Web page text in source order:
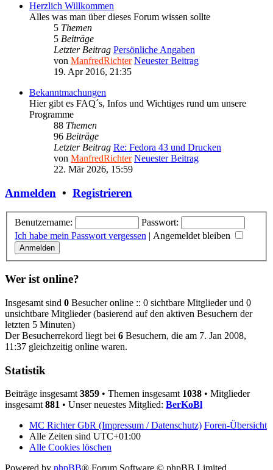
Herzlich Willkommen
Alles was man über dieses Forum wissen sollte
5 Themen
5 Beiträge
Letzter Beitrag Persönliche Angaben
von ManfredRichter Neuester Beitrag
19. Apr 2016, 21:35
Bekanntmachungen
Hier gibt es FAQ´s, Infos und Wichtiges rund um unsere
Programme
88 Themen
96 Beiträge
Letzter Beitrag Re: Fedora 43 und Drucken
von ManfredRichter Neuester Beitrag
22. Mär 2026, 15:59
Anmelden • Registrieren
Benutzername:
Passwort:
Ich habe mein Passwort vergessen | Angemeldet bleiben
Wer ist online?
Insgesamt sind 0 Besucher online :: 0 sichtbare Mitglieder und 0
unsichtbare Mitglieder (basierend auf den aktiven Besuchern der
letzten 5 Minuten)
Der Besucherrekord liegt bei 6 Besuchern, die am 7. Jan 2008,
11:37 gleichzeitig online waren.
Statistik
Beiträge insgesamt 3859 • Themen insgesamt 1038 • Mitglieder
insgesamt 881 • Unser neuestes Mitglied: BerKoBl
MC Richter GbR (Impressum / Datenschutz) Foren-Übersicht
Alle Zeiten sind UTC+01:00
Alle Cookies löschen